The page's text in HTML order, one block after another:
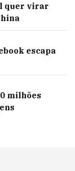
quer virar
escapa
milhões